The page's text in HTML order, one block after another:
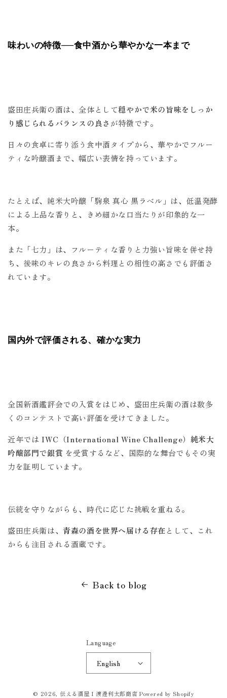
味わいの特徴──食中酒から華やかな一本まで
盛田庄兵衛の酒は、全体として穏やかで米の旨味をしっか
り感じられるバランスの良さ が特徴です。
日々の食卓に寄り添う食中酒タイプから、華やかでフルー
ティな吟醸酒まで、幅広い表情を持っています。
たとえば、純米大吟醸「駒泉 真心 黒ラベル」は、低温発酵
による上品な香りと、きめ細かな口当たりが印象的な一
本。
また「七力」は、フルーティな香りと力強い旨味を併せ持
ち、後味のキレの良さから料理との相性の高さでも評価さ
れています。
国内外で評価される、確かな実力
全国新酒鑑評会での入賞をはじめ、盛田庄兵衛の酒は数多
くのコンテストで高い評価を受けてきました。
近年では IWC（International Wine Challenge）純米大
吟醸部門で銀賞 を受賞するなど、国際的な舞台でもその実
力を証明しています。
伝統を守りながらも、時代に応じた挑戦を重ねる。
盛田庄兵衛は、青森の酒を世界へ届ける存在として、これ
からも注目される酒蔵です。
Back to blog
Language
English
© 2026, 伝える酒屋 I 渡邊利太郎商店 Powered by Shopify